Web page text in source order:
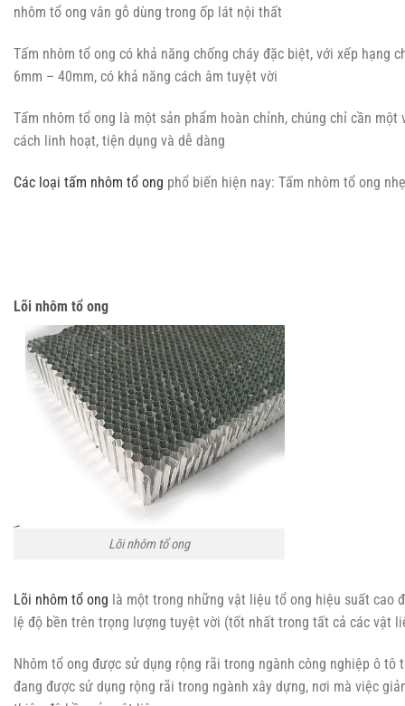
nhôm tổ ong vân gỗ dùng trong ốp lát nội thất
Tấm nhôm tổ ong có khả năng chống cháy đặc biệt, với xếp hạng
6mm – 40mm, có khả năng cách âm tuyệt vời
Tấm nhôm tổ ong là một sản phẩm hoàn chỉnh, chúng chỉ cần
cách linh hoạt, tiện dụng và dễ dàng
Các loại tấm nhôm tổ ong phổ biến hiện nay: Tấm nhôm tổ ong
Lõi nhôm tổ ong
Lõi nhôm tổ ong
Lõi nhôm tổ ong là một trong những vật liệu tổ ong hiệu suất cao
lệ độ bền trên trọng lượng tuyệt vời (tốt nhất trong tất cả các vật
Nhôm tổ ong được sử dụng rộng rãi trong ngành công nghiệp ô
đang được sử dụng rộng rãi trong ngành xây dựng, nơi mà việc